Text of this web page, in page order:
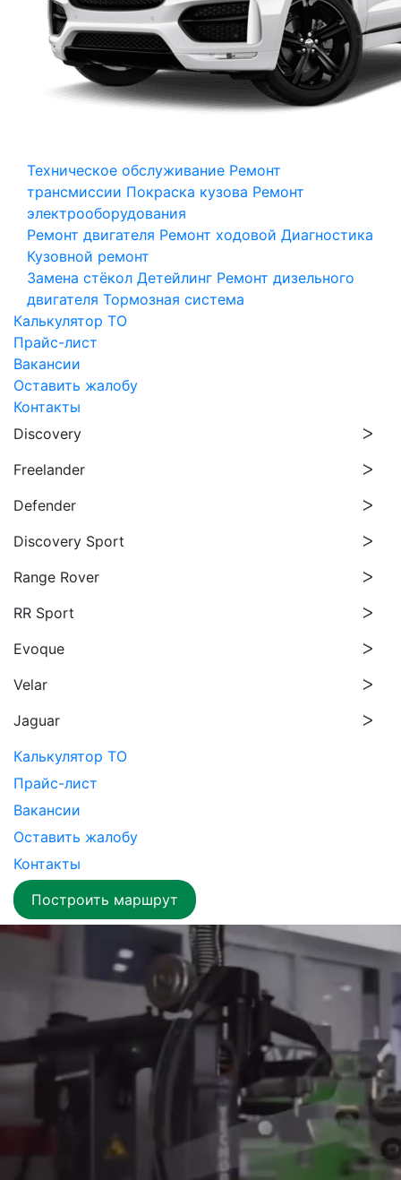
Техническое обслуживание Ремонт
трансмиссии Покраска кузова Ремонт
электрооборудования
Ремонт двигателя Ремонт ходовой Диагностика
Кузовной ремонт
Замена стёкол Детейлинг Ремонт дизельного
двигателя Тормозная система
Калькулятор ТО
Прайс-лист
Вакансии
Оставить жалобу
Контакты
Discovery
Freelander
Defender
Discovery Sport
Range Rover
RR Sport
Evoque
Velar
Jaguar
Калькулятор ТО
Прайс-лист
Вакансии
Оставить жалобу
Контакты
Построить маршрут